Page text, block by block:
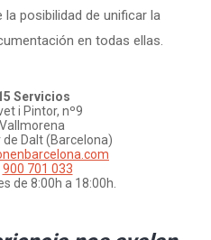
la posibilidad de unificar la
en todas ellas.
Servicios
i Pintor, nº9
Dalt (Barcelona)
900 701 033
de 8:00h a 18:00h.